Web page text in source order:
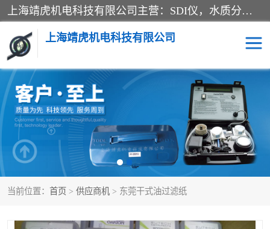
上海靖虎机电科技有限公司主营：SDI仪，水质分析仪，水质检测仪产品；上海靖虎机电科技有限公司在专业制造和研发等方面的强大的平台优势，利用自身在自动化仪表、自控系统及环保监测仪器的专长，以优良的技术，优越的产品质量和良好的服务质量与广大客户真诚合作。
上海靖虎机电科技有限公司
当前位置： 首页 > 供应商机 > 东莞干式油过滤纸
SDI仪 过滤膜过滤纸
PH电导测试笔 水质分析仪
水质检测仪 电导测试笔
PH电导测试仪